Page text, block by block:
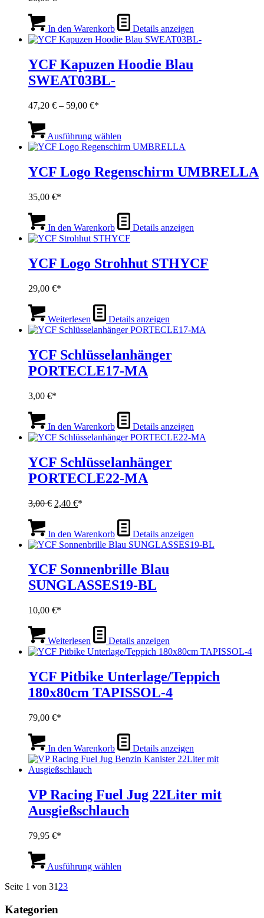
In den Warenkorb Details anzeigen
YCF Kapuzen Hoodie Blau
SWEAT03BL-
47,20 € – 59,00 €Preisspanne:
59,00 €
Ausführung wählen
weist
Varianten
auf.
auf
der
Produktseite
werden
YCF Logo Regenschirm UMBRELLA
35,00 €
In den Warenkorb Details anzeigen
YCF Logo Strohhut STHYCF
29,00 €
Weiterlesen Details anzeigen
YCF Schlüsselanhänger
PORTECLE17-MA
3,00 €
In den Warenkorb Details anzeigen
YCF Schlüsselanhänger
PORTECLE22-MA
3,00€ Ursprünglicher
3,00 €
2,40 €Aktueller
2,40 €.
In den Warenkorb Details anzeigen
YCF Sonnenbrille Blau
SUNGLASSES19-BL
10,00 €
Weiterlesen Details anzeigen
YCF Pitbike Unterlage/Teppich
180x80cm TAPISSOL-4
79,00 €
In den Warenkorb Details anzeigen
VP Racing Fuel Jug 22Liter mit
Ausgießschlauch
79,95 €
Ausführung wählen
Seite 1 von 31 23
Kategorien